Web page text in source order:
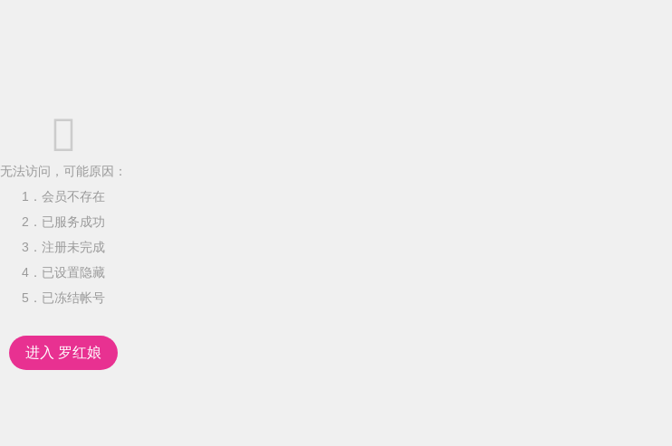

无法访问，可能原因：
1．会员不存在
2．已服务成功
3．注册未完成
4．已设置隐藏
5．已冻结帐号
进入 罗红娘